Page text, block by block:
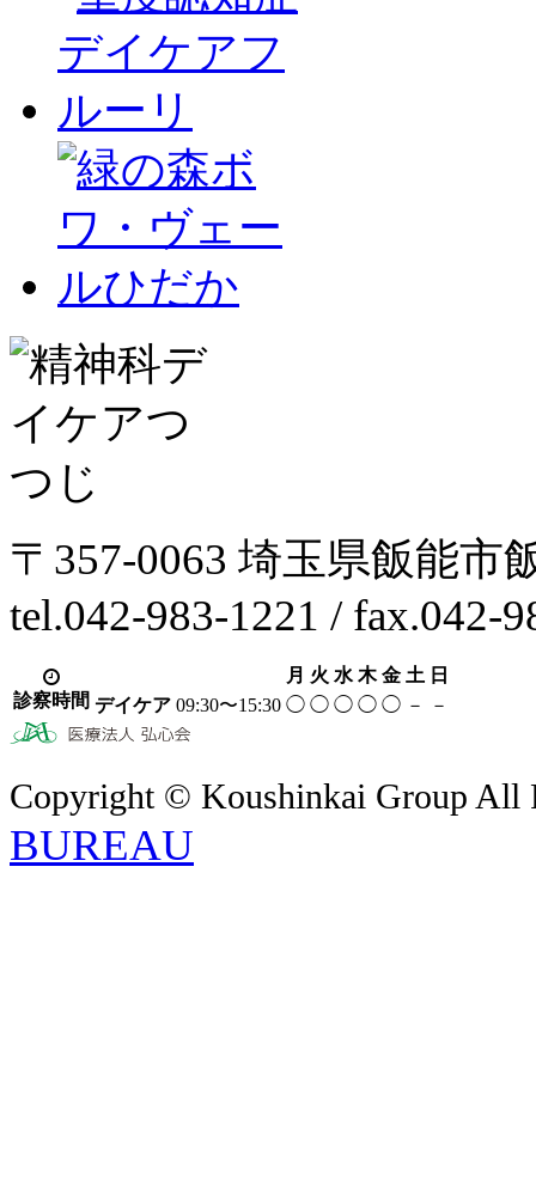
〒357-0063 埼玉県飯能市
tel.042-983-1221 / fax.042-
診察時間
月 火 水 木 金 土 日
デイケア 09:30〜15:30 ◯ ◯ ◯ ◯ ◯ － －
Copyright © Koushinkai Group All
BUREAU